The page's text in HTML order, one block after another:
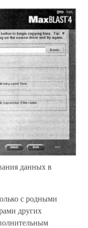
данных в
с родными
других